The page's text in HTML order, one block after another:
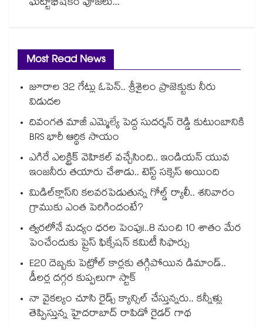
Most Read News
జూరాల 32 గేట్లు ఓపెన్.. శ్రీశైలం ప్రాజెక్టుకు నీరు
విడుదల
దివంగత మాజీ ఎమ్మెల్యే పెద్ద సుదర్శన్ రెడ్డి కుటుంబానికి
BRS భారీ ఆర్థిక సాయం
ఎగిరే ఎలక్ట్రిక్ వెహికల్ వచ్చేసింది.. ఇండియన్ యువ
ఇంజనీరు తయారు చేశాడు.. టెస్ట్ సక్సెస్ అయింది
మిడిల్‌క్లాస్‌ని కలవరపెడుతున్న గోల్డ్ ర్యాలీ.. శనివారం
గ్రాముకు ఎంత పెరిగిందంటే?
త్వరలోనే మద్యం ధ‌‌ర‌‌ల పెంపు!..8 నుంచి 10 శాతం మేర
పెంచేందుకు ప్రైస్ ఫిక్సేష‌‌న్ క‌‌మిటీ సిఫార్సు
E20 దెబ్బకు పెట్రోల్ కార్లకు తగ్గిపోయిన డిమాండ్..
డీలర్ల దగ్గర కుప్పలుగా స్టాక్
నా వైకల్యం చూసి రైడ్స్ క్యాన్సిల్ చేస్తున్నరు.. కన్నీళ్లు
తెప్పిస్తున్న హైదరాబాద్ రాపిడో రైడర్ గాథ